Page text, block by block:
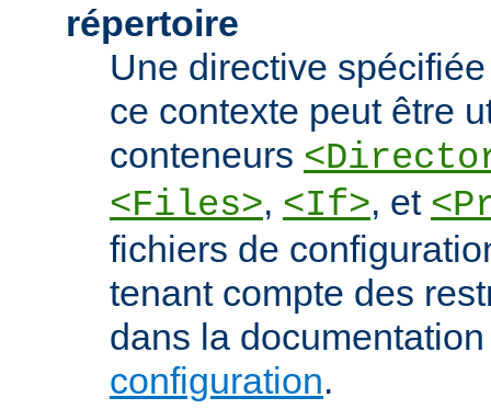
répertoire
Une directive
ce contexte peut être
conteneurs
<Files>, <If>, et
fichiers de
tenant compte des
dans la
configuration.